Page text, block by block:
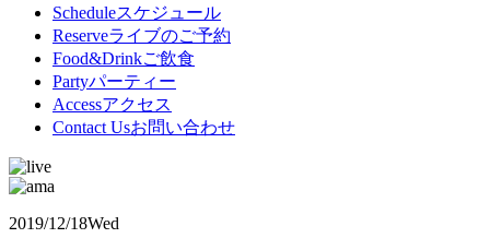
Scheduleスケジュール
Reserveライブのご予約
Food&Drinkご飲食
Partyパーティー
Accessアクセス
Contact Usお問い合わせ
2019/12/18Wed